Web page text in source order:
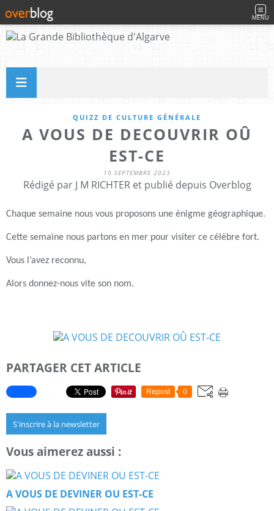
MENU
QUIZZ DE CULTURE GÉNÉRALE
A VOUS DE DECOUVRIR OÛ
EST-CE
10 SEPTEMBRE 2023
Rédigé par J M RICHTER et publié depuis Overblog
Chaque semaine nous vous proposons une énigme géographique.
Cette semaine nous partons en mer pour visiter ce célèbre fort.
Vous l’avez reconnu,
Alors donnez-nous vite son nom.
PARTAGER CET ARTICLE
Repost 0
S'inscrire à la newsletter
Vous aimerez aussi :
A VOUS DE DEVINER OU EST-CE